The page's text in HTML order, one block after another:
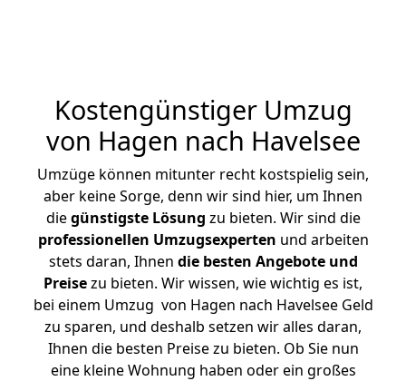
Kostengünstiger Umzug
von Hagen nach Havelsee
Umzüge können mitunter recht kostspielig sein,
aber keine Sorge, denn wir sind hier, um Ihnen
diegünstigste Lösung zu bieten. Wir sind die
professionellen Umzugsexperten und arbeiten
stets daran, Ihnen die besten Angebote und
Preisezu bieten. Wir wissen, wie wichtig es ist,
bei einem Umzug von Hagen nach Havelsee Geld
zu sparen, und deshalb setzen wir alles daran,
Ihnen die besten Preise zu bieten. Ob Sie nun
eine kleine Wohnung haben oder ein großes